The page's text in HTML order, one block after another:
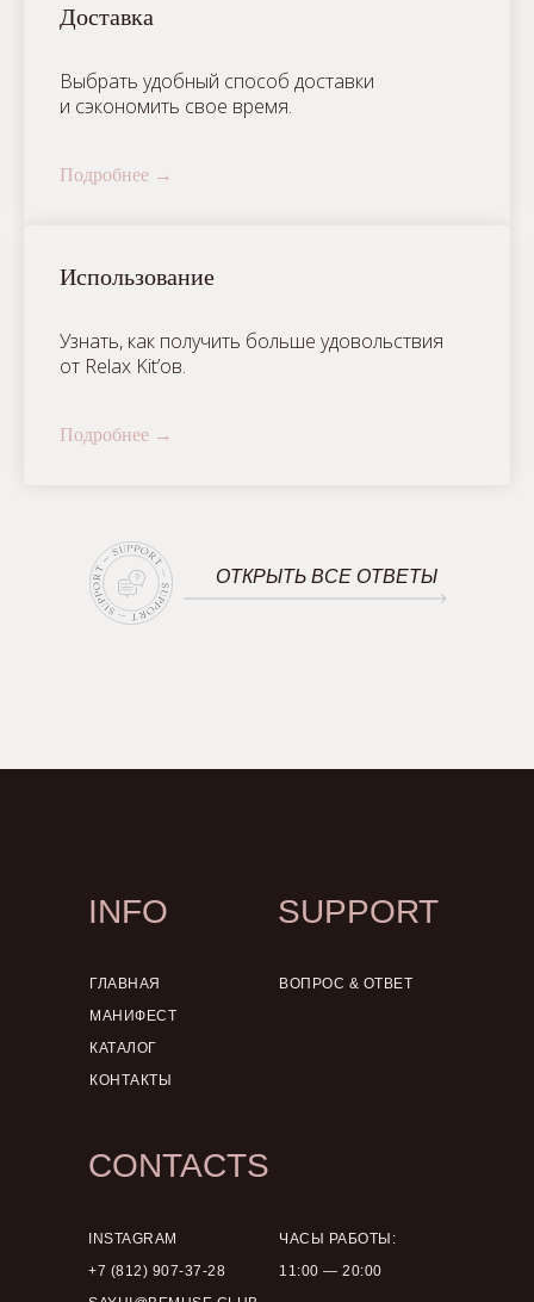
Доставка
Выбрать удобный способ доставки
и сэкономить свое время.
Подробнее
Использование
Узнать, как получить больше удовольствия
от Relax Kit’ов.
Подробнее
ОТКРЫТЬ ВСЕ ОТВЕТЫ
INFO
ГЛАВНАЯ
МАНИФЕСТ
КАТАЛОГ
КОНТАКТЫ
SUPPORT
ВОПРОС & ОТВЕТ
CONTACTS
INSTAGRAM
+7 (812) 907-37-28
ЧАСЫ РАБОТЫ:
11:00 — 20:00